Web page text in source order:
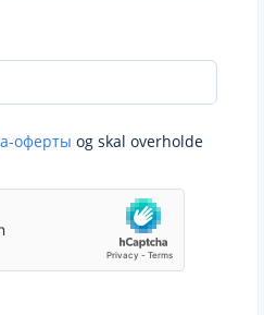
оферты og skal overholde